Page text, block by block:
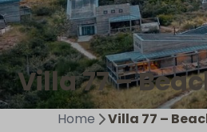
Villa 77 –
Home Villa 77 –